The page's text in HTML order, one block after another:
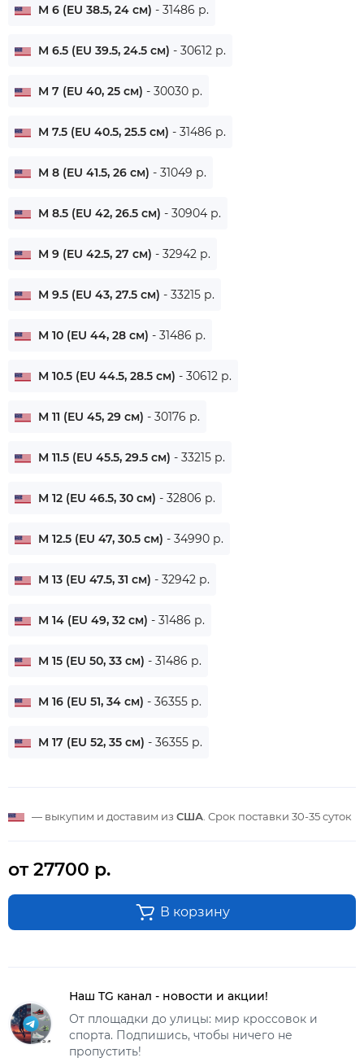
M 6 (EU 38.5, 24 см) - 31486 р.
M 6.5 (EU 39.5, 24.5 см) - 30612 р.
M 7 (EU 40, 25 см) - 30030 р.
M 7.5 (EU 40.5, 25.5 см) - 31486 р.
M 8 (EU 41.5, 26 см) - 31049 р.
M 8.5 (EU 42, 26.5 см) - 30904 р.
M 9 (EU 42.5, 27 см) - 32942 р.
M 9.5 (EU 43, 27.5 см) - 33215 р.
M 10 (EU 44, 28 см) - 31486 р.
M 10.5 (EU 44.5, 28.5 см) - 30612 р.
M 11 (EU 45, 29 см) - 30176 р.
M 11.5 (EU 45.5, 29.5 см) - 33215 р.
M 12 (EU 46.5, 30 см) - 32806 р.
M 12.5 (EU 47, 30.5 см) - 34990 р.
M 13 (EU 47.5, 31 см) - 32942 р.
M 14 (EU 49, 32 см) - 31486 р.
M 15 (EU 50, 33 см) - 31486 р.
M 16 (EU 51, 34 см) - 36355 р.
M 17 (EU 52, 35 см) - 36355 р.
— выкупим и доставим из США . Срок поставки 30-35 суток
от 27700 р.
В корзину
Наш TG канал - новости и акции!
От площадки до улицы: мир кроссовок и
спорта. Подпишись, чтобы ничего не
пропустить!